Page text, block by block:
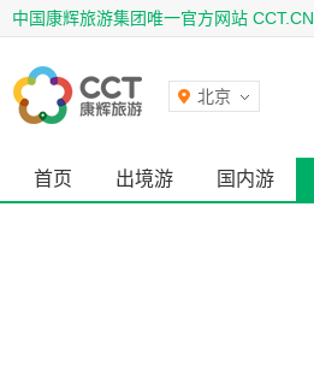
中国康辉旅游集团唯一官方网站 CCT.CN
北京
首页 出境游 国内游